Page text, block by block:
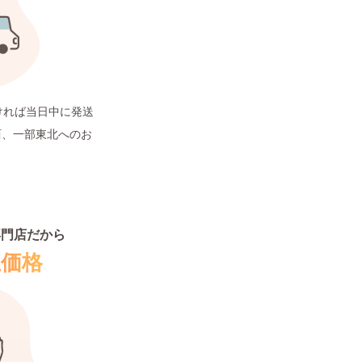
ば当日中に発送
一部東北へのお
店だから
格